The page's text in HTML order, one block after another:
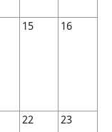
15 16
22 23